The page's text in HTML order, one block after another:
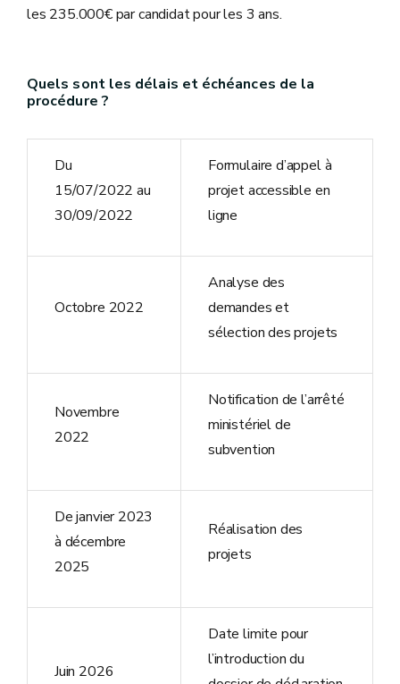
les 235.000€ par candidat pour les 3 ans.
Quels sont les délais et échéances de la
procédure ?
Du
15/07/2022 au
30/09/2022
Formulaire d’appel à
projet accessible en
ligne
Octobre 2022
Analyse des
demandes et
sélection des projets
Novembre
2022
Notification de l’arrêté
ministériel de
subvention
De janvier 2023
à décembre
2025
Réalisation des
projets
Juin 2026
Date limite pour
l’introduction du